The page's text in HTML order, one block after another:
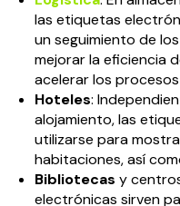
las etiquetas
un seguimiento de
mejorar la eficiencia
acelerar los
Hoteles:
alojamiento, las
utilizarse para
habitaciones, así
Bibliotecas y
electrónicas sirven